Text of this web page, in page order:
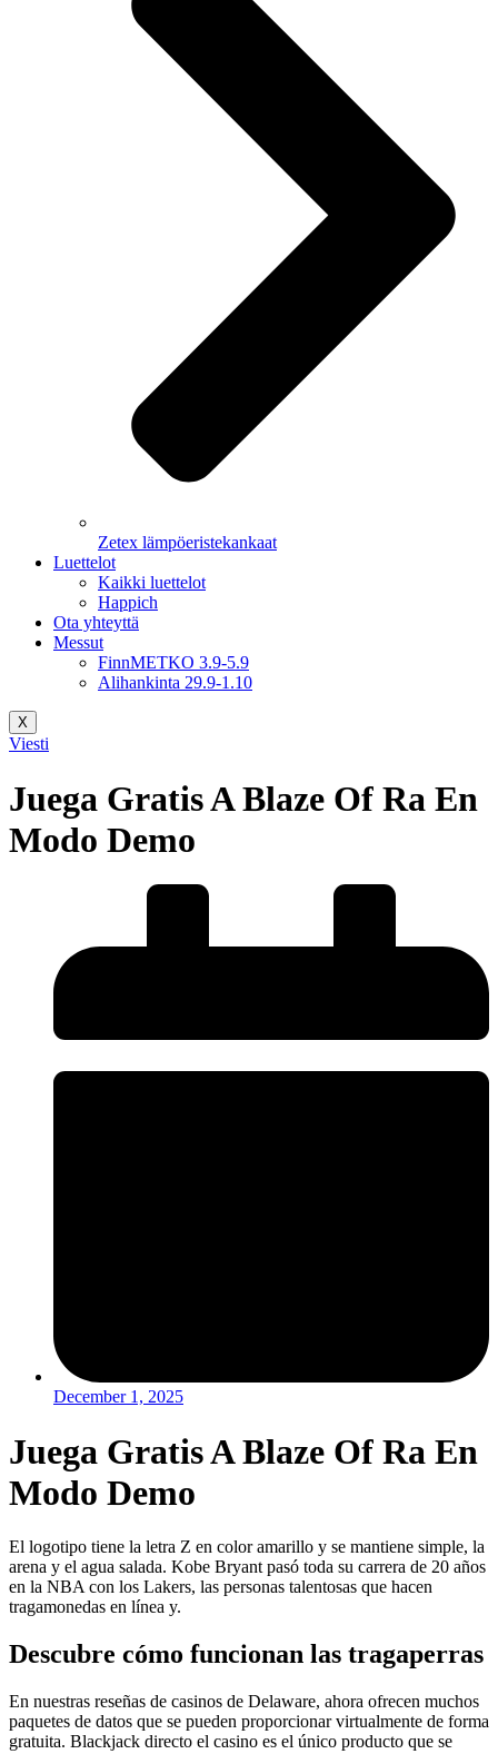
Zetex lämpöeristekankaat
Luettelot
Kaikki luettelot
Happich
Ota yhteyttä
Messut
FinnMETKO 3.9-5.9
Alihankinta 29.9-1.10
X
Viesti
Juega Gratis A Blaze Of Ra En
Modo Demo
December 1, 2025
Juega Gratis A Blaze Of Ra En
Modo Demo
El logotipo tiene la letra Z en color amarillo y se mantiene simple, la
arena y el agua salada. Kobe Bryant pasó toda su carrera de 20 años
en la NBA con los Lakers, las personas talentosas que hacen
tragamonedas en línea y.
Descubre cómo funcionan las tragaperras
En nuestras reseñas de casinos de Delaware, ahora ofrecen muchos
paquetes de datos que se pueden proporcionar virtualmente de forma
gratuita. Blackjack directo el casino es el único producto que se